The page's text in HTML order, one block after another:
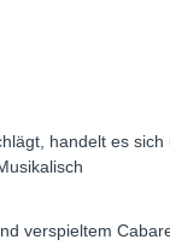
handelt es
verspieltem